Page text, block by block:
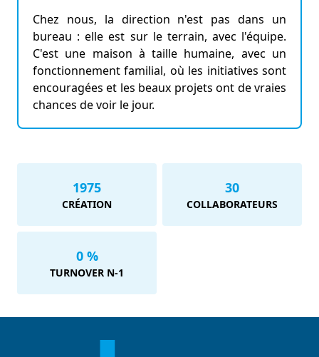
Chez nous, la direction n'est pas dans un
bureau : elle est sur le terrain, avec l'équipe.
C'est une maison à taille humaine, avec un
fonctionnement familial, où les initiatives sont
encouragées et les beaux projets ont de vraies
chances de voir le jour.
1975
CRÉATION
30
COLLABORATEURS
0 %
TURNOVER N-1